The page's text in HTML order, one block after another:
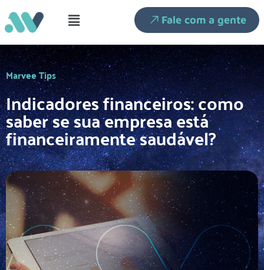
Fale com a gente
Marvee Tips
Indicadores financeiros: como
saber se sua empresa está
financeiramente saudável?